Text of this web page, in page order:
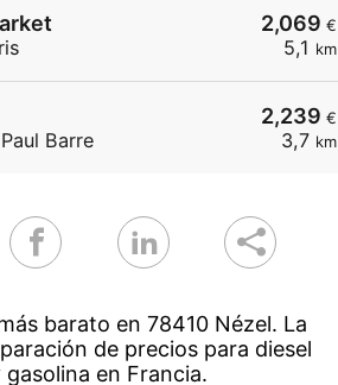
2,069 €
5,1 km
2,239 €
3,7 km
Barre
barato en 78410 Nézel. La
de precios para diesel
gasolina en Francia.